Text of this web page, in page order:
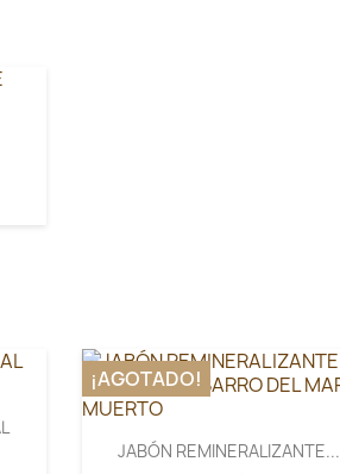
JABÓN REMINERALIZANTE...
¡AGOTADO!